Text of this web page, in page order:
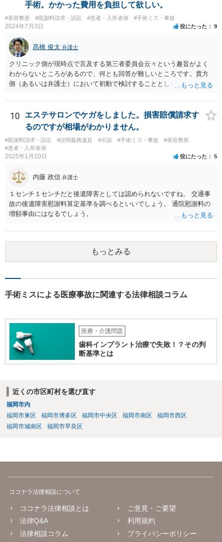
手術。かかった費用を負担して欲しい。
#美容整形 #慰謝料請求・訴訟 #患者・入所者側 #手術ミス・事故
2024年7月3日 役にたった 9
髙橋 俊太 弁護士
クリニック側が現時点で言及する第三者委員会云々という趣旨がよく
わからないところがあるので、何とも回答が難しいところです。貴方
側（あるいは弁護士）において初動で検討することとしては、クリニ
医師意見聴取などが考えられるかと思います。それらを踏まえてクリ
ニック側の過失を肯定できそうであれば、クリニックに対して具体的
に損害賠償請求をしていくことになります。
10
エステサロンでケガをしました。損害賠償請求す
るのですが相場がわかりません。
#慰謝料請求・訴訟 #説明義務違反 #示談 #手術ミス・事故
#美容整形
#患者・入所者側
2025年1月10日 役にたった 5
内藤 政信 弁護士
１センチ１センチだと後遺障害としては認められないですね。 交通事
故の後遺障害慰謝料算定基準を調べるといいでしょう。 通院慰謝料の
増額事由にはなるでしょう。
もっとみる
手術ミスによる医療事故に関連する法律相談コラム
医療・介護問題
歯科インプラント治療で失敗！？その判
断基準とは
近くの市区町村を選び直す
福岡市内
福岡市東区
福岡市博多区 福岡市中央区 福岡市南区
福岡市西区
福岡市城南区
福岡市早良区
ココナラ法律相談について
ココナラ法律相談とは
法律Q&A
法律相談コラム
ご意見・ご要望
利用規約
プライバシーポリシー